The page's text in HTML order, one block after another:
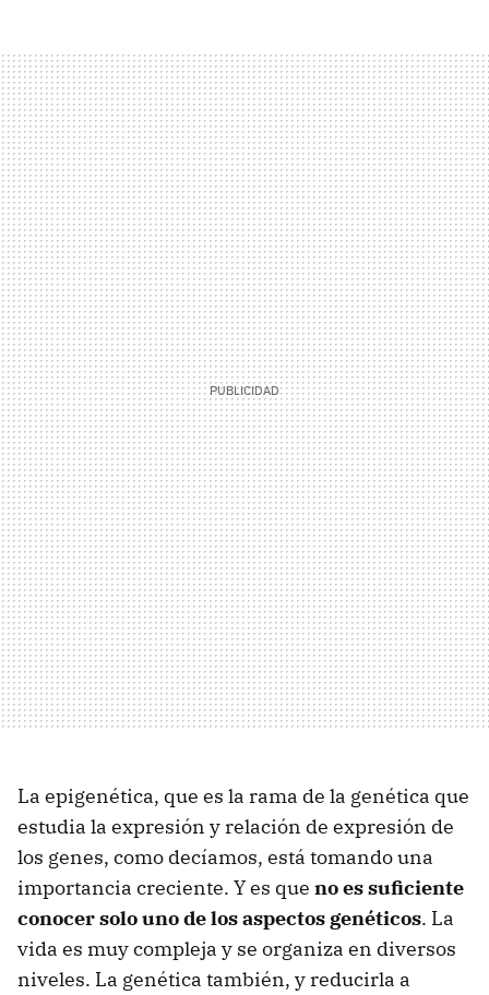
La epigenética, que es la rama de la genética que
estudia la expresión y relación de expresión de
los genes, como decíamos, está tomando una
importancia creciente. Y es que no es suficiente
conocer solo uno de los aspectos genéticos. La
vida es muy compleja y se organiza en diversos
niveles. La genética también, y reducirla a